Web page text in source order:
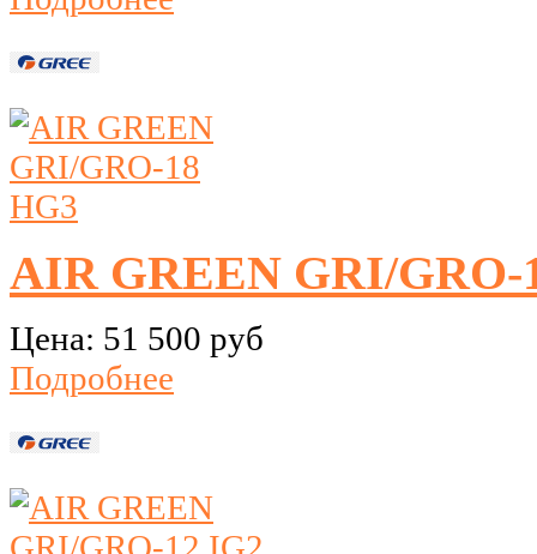
AIR GREEN GRI/GRO-
Цена: 51 500 руб
Подробнее